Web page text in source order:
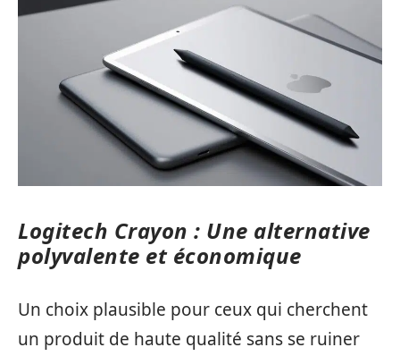
Logitech Crayon : Une alternative
polyvalente et économique
Un choix plausible pour ceux qui cherchent
un produit de haute qualité sans se ruiner